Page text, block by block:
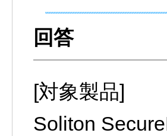
[対象製品]
Soliton